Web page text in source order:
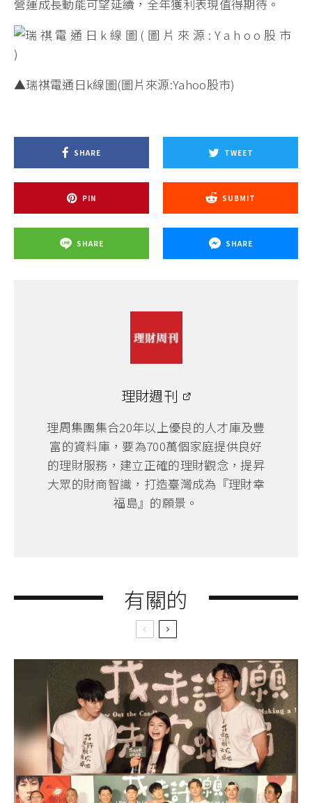
營運成長動能可望延續，全年獲利表現值得期待。
▲瑞祺電通日k線圖(圖片來源:Yahoo股市)
SHARE TWEET
PIN SUBMIT
SHARE SHARE
理財週刊
理周集團集合20年以上優良的人才庫及豐
富的資料庫，要為700萬個家庭提供良好
的理財服務，建立正確的理財觀念，提昇
大眾的財商智識，打造臺灣成為『理財幸
福島』的願景。
有關的